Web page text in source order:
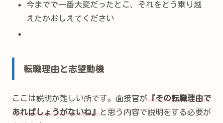
今までで一番大変だったとこ、それをどう乗り越
えたかおしえてください
転職理由と志望動機
ここは説明が難しい所です。面接官が『その転職理由で
あればしょうがないね』と思う内容で説明をする必要が